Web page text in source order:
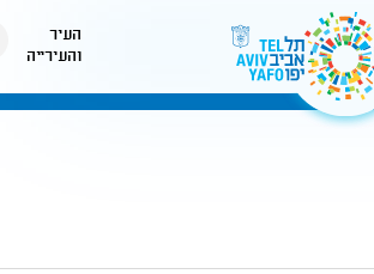
העיר
והעירייה